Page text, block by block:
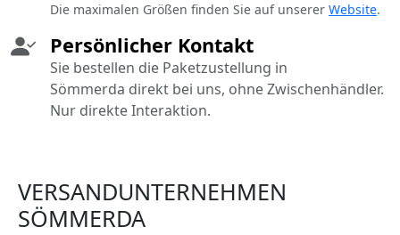
Persönlicher Kontakt
Sie bestellen die Paketzustellung in
Sömmerda direkt bei uns, ohne Zwischenhändler.
Nur direkte Interaktion.
Die maximalen Größen finden Sie auf unserer Website.
VERSANDUNTERNEHMEN
SÖMMERDA